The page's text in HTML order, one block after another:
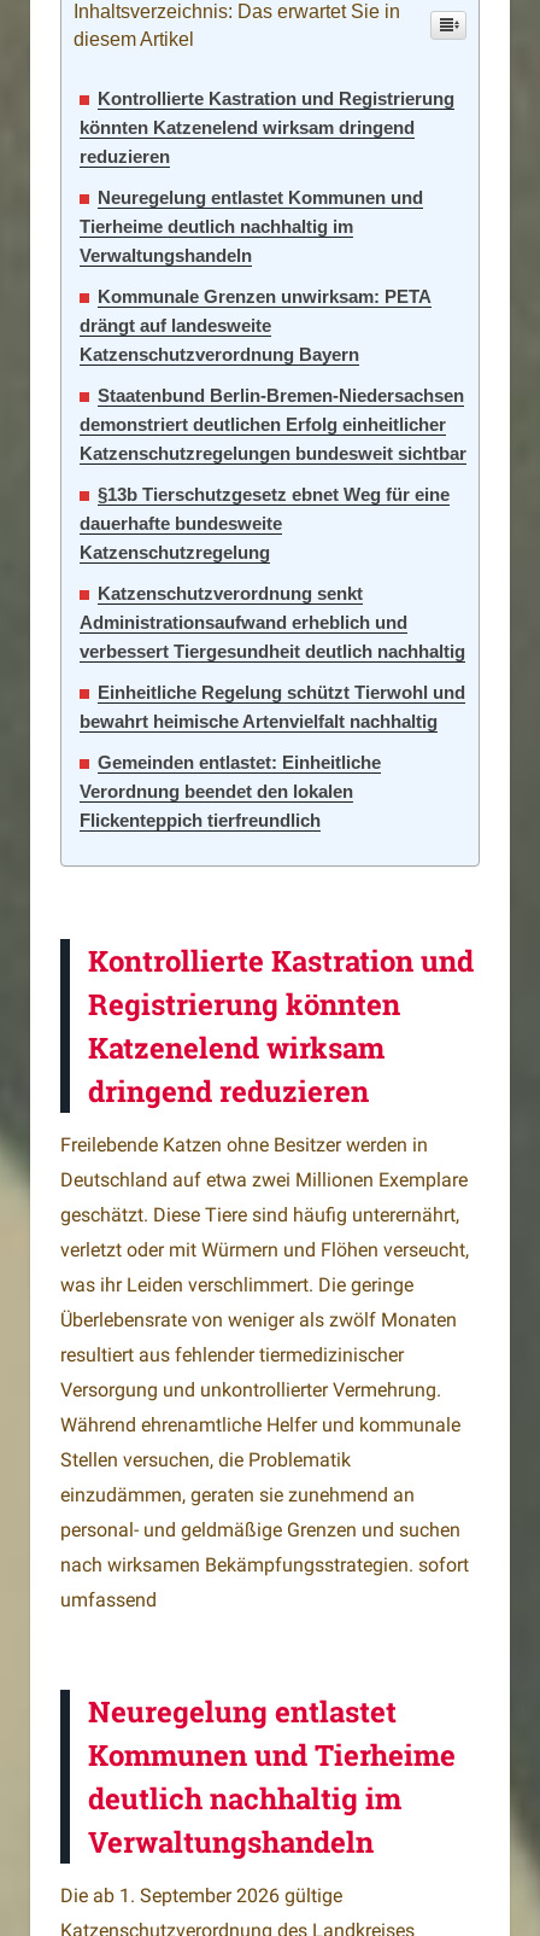
Inhaltsverzeichnis: Das erwartet Sie in
diesem Artikel
Kontrollierte Kastration und Registrierung
könnten Katzenelend wirksam dringend
reduzieren
Neuregelung entlastet Kommunen und
Tierheime deutlich nachhaltig im
Verwaltungshandeln
Kommunale Grenzen unwirksam: PETA
drängt auf landesweite
Katzenschutzverordnung Bayern
Staatenbund Berlin-Bremen-Niedersachsen
demonstriert deutlichen Erfolg einheitlicher
Katzenschutzregelungen bundesweit sichtbar
§13b Tierschutzgesetz ebnet Weg für eine
dauerhafte bundesweite
Katzenschutzregelung
Katzenschutzverordnung senkt
Administrationsaufwand erheblich und
verbessert Tiergesundheit deutlich nachhaltig
Einheitliche Regelung schützt Tierwohl und
bewahrt heimische Artenvielfalt nachhaltig
Gemeinden entlastet: Einheitliche
Verordnung beendet den lokalen
Flickenteppich tierfreundlich
Kontrollierte Kastration und
Registrierung könnten
Katzenelend wirksam
dringend reduzieren
Freilebende Katzen ohne Besitzer werden in
Deutschland auf etwa zwei Millionen Exemplare
geschätzt. Diese Tiere sind häufig unterernährt,
verletzt oder mit Würmern und Flöhen verseucht,
was ihr Leiden verschlimmert. Die geringe
Überlebensrate von weniger als zwölf Monaten
resultiert aus fehlender tiermedizinischer
Versorgung und unkontrollierter Vermehrung.
Während ehrenamtliche Helfer und kommunale
Stellen versuchen, die Problematik
einzudämmen, geraten sie zunehmend an
personal- und geldmäßige Grenzen und suchen
nach wirksamen Bekämpfungsstrategien. sofort
umfassend
Neuregelung entlastet
Kommunen und Tierheime
deutlich nachhaltig im
Verwaltungshandeln
Die ab 1. September 2026 gültige
Katzenschutzverordnung des Landkreises